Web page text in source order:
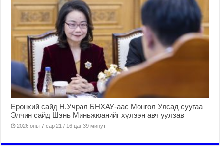
Ерөнхий сайд Н.Учрал БНХАУ-аас Монгол Улсад суугаа
Элчин сайд Шэнь Миньжюанийг хүлээн авч уулзав
2026 оны 7 сар 21 / 16 цаг 39 минут